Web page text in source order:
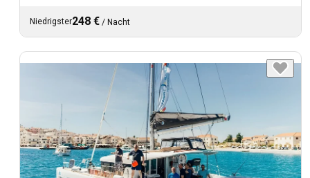
Niedrigster248 € / Nacht